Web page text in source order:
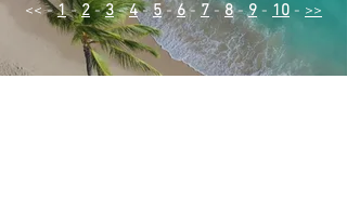
<< - 1 - 2-3 -4 -5-6- 7 -8 - 9 - 10 - >>